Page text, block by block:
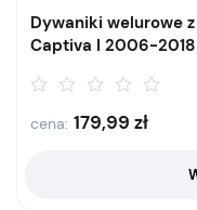
Dywaniki welurowe
Captiva I 2006-2018
cena: 179,99 zł